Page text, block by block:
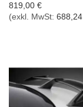
819,00 €
(exkl. MwSt: 688,24